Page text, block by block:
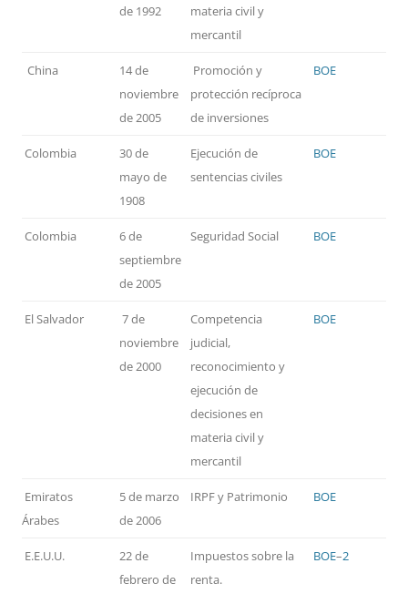
de 1992
materia civil y
mercantil
China
14 de
noviembre
de 2005
Promoción y
protección recíproca
de inversiones
BOE
Colombia
30 de
mayo de
1908
Ejecución de
sentencias civiles
BOE
Colombia
6 de
septiembre
de 2005
Seguridad Social BOE
El Salvador
7 de
noviembre
de 2000
Competencia
judicial,
reconocimiento y
ejecución de
decisiones en
materia civil y
mercantil
BOE
Emiratos
Árabes
5 de marzo
de 2006
IRPF y Patrimonio BOE
E.E.U.U.
22 de
febrero de
Impuestos sobre la
renta.
BOE–2